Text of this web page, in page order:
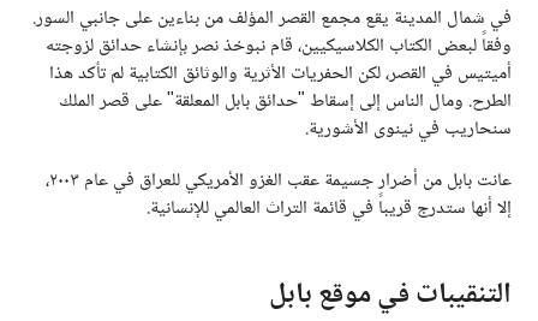
في شمال المدينة يقع مجمع القصر المؤلف من بناءين على جانبي السور.
وفقاً لبعض الكتاب الكلاسيكيين، قام نبوخذ نصر بإنشاء حدائق لزوجته
أميتيس في القصر، لكن الحفريات الأثرية والوثائق الكتابية لم تأكد هذا
الطرح. ومال الناس إلى إسقاط "حدائق بابل المعلقة" على قصر الملك
سنحاريب في نينوى الأشورية.
عانت بابل من أضرار جسيمة عقب الغزو الأمريكي للعراق في عام ٢٠٠٣،
إلا أنها ستدرج قريباً في قائمة التراث العالمي للإنسانية.
التنقيبات في موقع بابل